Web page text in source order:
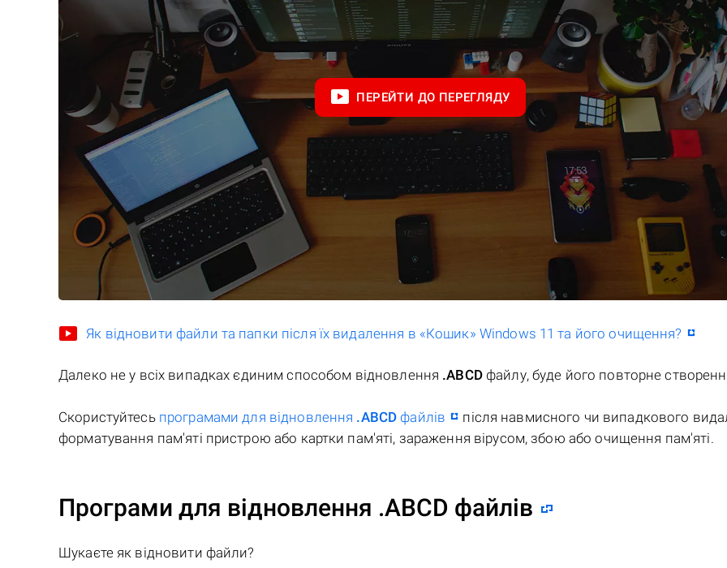
ПЕРЕЙТИ ДО ПЕРЕГЛЯДУ
Як відновити файли та папки після їх видалення в «Кошик» Windows 11 та його очищення?
Далеко не у всіх випадках єдиним способом відновлення .ABCDфайлу, буде його повторне
Скористуйтесь програмами для відновлення .ABCD файлів
після навмисного чи випадкового
форматування пам'яті пристрою або картки пам'яті, зараження вірусом, збою або очищення пам'яті.
Програми для відновлення .ABCD файлів
Шукаєте як відновити файли?